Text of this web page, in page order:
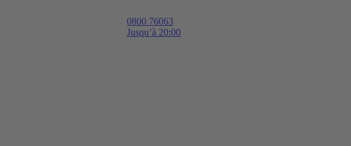
0800 76063
Jusqu’à 20:00